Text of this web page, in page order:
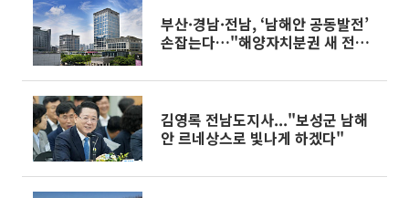
부산·경남·전남, ‘남해안 공동발전’
손잡는다…"해양자치분권 새 전환
김영록 전남도지사..."보성군 남해
안 르네상스로 빛나게 하겠다"